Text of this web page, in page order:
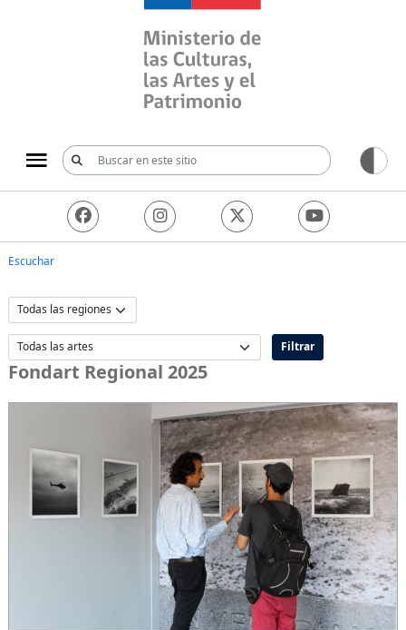
Ministerio de las
Escuchar
Filtrar
Fondart Regional 2025